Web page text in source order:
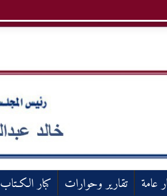
عامة تقارير وحوارات كبار الكـتاب